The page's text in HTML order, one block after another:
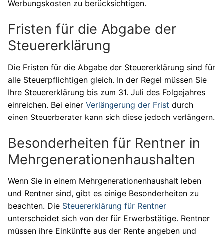
Werbungskosten zu berücksichtigen.
Fristen für die Abgabe der
Steuererklärung
Die Fristen für die Abgabe der Steuererklärung sind für
alle Steuerpflichtigen gleich. In der Regel müssen Sie
Ihre Steuererklärung bis zum 31. Juli des Folgejahres
einreichen. Bei einer Verlängerung der Frist durch
einen Steuerberater kann sich diese jedoch verlängern.
Besonderheiten für Rentner in
Mehrgenerationenhaushalten
Wenn Sie in einem Mehrgenerationenhaushalt leben
und Rentner sind, gibt es einige Besonderheiten zu
beachten. Die Steuererklärung für Rentner
unterscheidet sich von der für Erwerbstätige. Rentner
müssen ihre Einkünfte aus der Rente angeben und